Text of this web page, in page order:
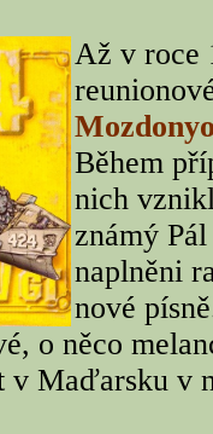
Až v roce
Během
nich
známý
naplněni
nové
o něco
v Maďarsku v